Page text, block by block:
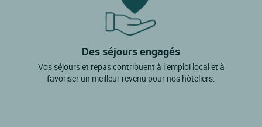
Des séjours engagés
Vos séjours et repas contribuent à l’emploi local et à
favoriser un meilleur revenu pour nos hôteliers.